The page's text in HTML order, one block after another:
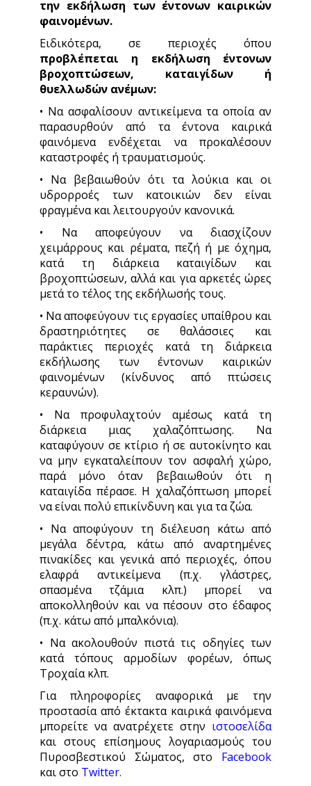
την εκδήλωση των έντονων καιρικών
φαινομένων.
Ειδικότερα, σε περιοχές όπου
προβλέπεται η εκδήλωση έντονων
βροχοπτώσεων, καταιγίδων ή
θυελλωδών ανέμων:
• Να ασφαλίσουν αντικείμενα τα οποία αν
παρασυρθούν από τα έντονα καιρικά
φαινόμενα ενδέχεται να προκαλέσουν
καταστροφές ή τραυματισμούς.
• Να βεβαιωθούν ότι τα λούκια και οι
υδρορροές των κατοικιών δεν είναι
φραγμένα και λειτουργούν κανονικά.
• Να αποφεύγουν να διασχίζουν
χειμάρρους και ρέματα, πεζή ή με όχημα,
κατά τη διάρκεια καταιγίδων και
βροχοπτώσεων, αλλά και για αρκετές ώρες
μετά το τέλος της εκδήλωσής τους.
• Να αποφεύγουν τις εργασίες υπαίθρου και
δραστηριότητες σε θαλάσσιες και
παράκτιες περιοχές κατά τη διάρκεια
εκδήλωσης των έντονων καιρικών
φαινομένων (κίνδυνος από πτώσεις
κεραυνών).
• Να προφυλαχτούν αμέσως κατά τη
διάρκεια μιας χαλαζόπτωσης. Να
καταφύγουν σε κτίριο ή σε αυτοκίνητο και
να μην εγκαταλείπουν τον ασφαλή χώρο,
παρά μόνο όταν βεβαιωθούν ότι η
καταιγίδα πέρασε. Η χαλαζόπτωση μπορεί
να είναι πολύ επικίνδυνη και για τα ζώα.
• Να αποφύγουν τη διέλευση κάτω από
μεγάλα δέντρα, κάτω από αναρτημένες
πινακίδες και γενικά από περιοχές, όπου
ελαφρά αντικείμενα (π.χ. γλάστρες,
σπασμένα τζάμια κλπ.) μπορεί να
αποκολληθούν και να πέσουν στο έδαφος
(π.χ. κάτω από μπαλκόνια).
• Να ακολουθούν πιστά τις οδηγίες των
κατά τόπους αρμοδίων φορέων, όπως
Τροχαία κλπ.
Για πληροφορίες αναφορικά με την
προστασία από έκτακτα καιρικά φαινόμενα
μπορείτε να ανατρέχετε στην ιστοσελίδα
και στους επίσημους λογαριασμούς του
Πυροσβεστικού Σώματος, στο Facebook
και στο Twitter.